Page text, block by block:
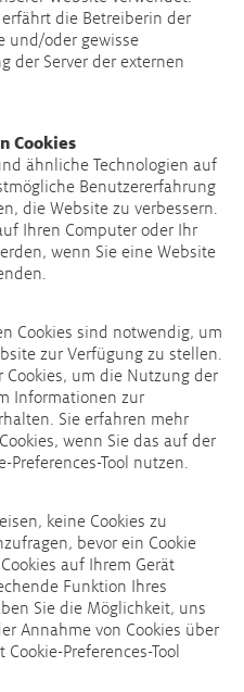
die Betreiberin der
und/oder gewisse
der Server der externen
Cookies
ähnliche Technologien auf
Benutzererfahrung
die Website zu verbessern.
Ihren Computer oder Ihr
wenn Sie eine Website
Cookies sind notwendig, um
zur Verfügung zu stellen.
um die Nutzung der
Informationen zur
Sie erfahren mehr
wenn Sie das auf der
Tool nutzen.
keine Cookies zu
bevor ein Cookie
auf Ihrem Gerät
Funktion Ihres
Sie die Möglichkeit, uns
Annahme von Cookies über
Preferences-Tool